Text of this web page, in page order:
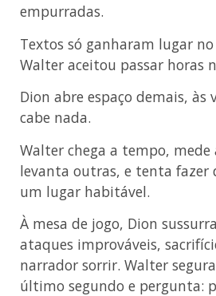
empurradas.
Textos só ganharam lugar
Walter aceitou passar horas
Dion abre espaço demais, às
cabe nada.
Walter chega a tempo, mede
levanta outras, e tenta fazer
um lugar habitável.
À mesa de jogo, Dion
ataques improváveis,
narrador sorrir. Walter
último segundo e pergunta: